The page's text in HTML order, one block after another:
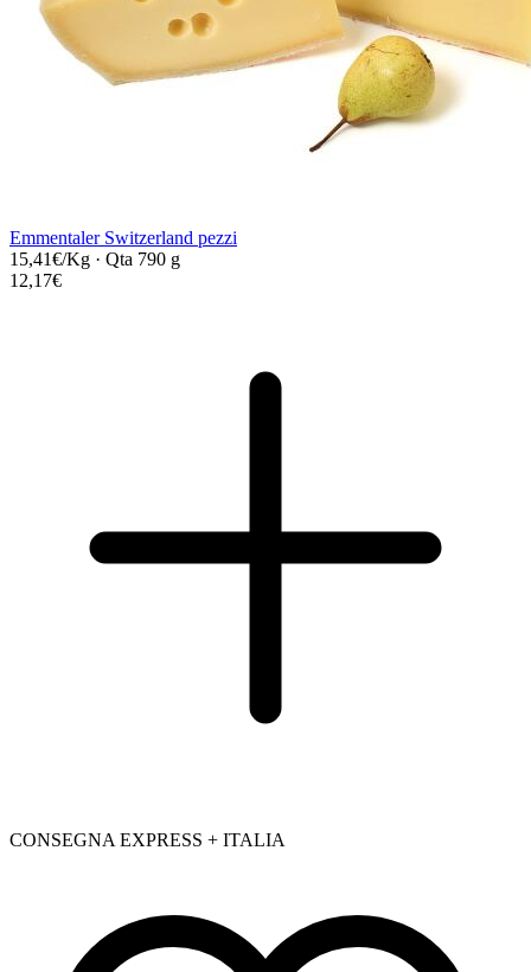
Emmentaler Switzerland pezzi
15,41€/Kg · Qta 790 g
12,17€
CONSEGNA EXPRESS + ITALIA